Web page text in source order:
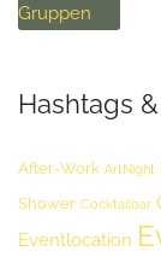
Hashtags
After-Work ArtNight
Shower Cocktailbar
Eventlocation